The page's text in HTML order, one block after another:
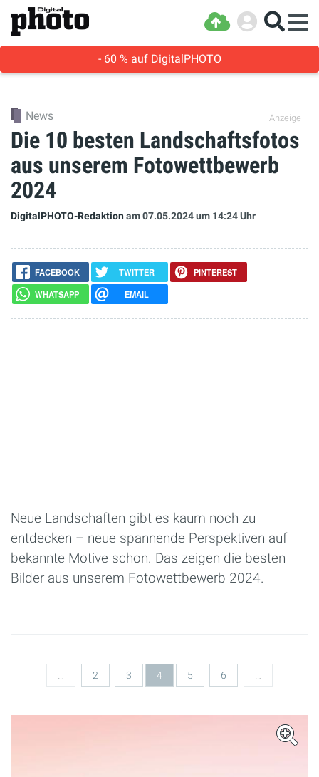
- 60 % auf DigitalPHOTO
Anzeige
News
Die 10 besten Landschaftsfotos
aus unserem Fotowettbewerb
2024
DigitalPHOTO-Redaktionam 07.05.2024um 14:24 Uhr
FACEBOOK TWITTER
PINTEREST
WHATSAPP
EMAIL
Neue Landschaften gibt es kaum noch zu
entdecken – neue spannende Perspektiven auf
bekannte Motive schon. Das zeigen die besten
Bilder aus unserem Fotowettbewerb 2024.
2 3 4 5 6